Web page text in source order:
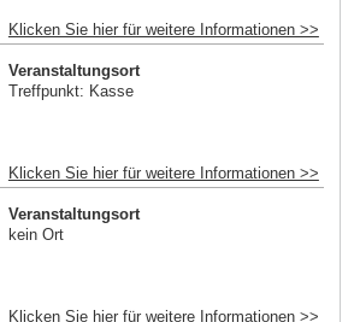
Klicken Sie hier für weitere Informationen >>
Veranstaltungsort
Treffpunkt: Kasse
Klicken Sie hier für weitere Informationen >>
Veranstaltungsort
kein Ort
Klicken Sie hier für weitere Informationen >>